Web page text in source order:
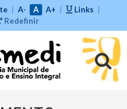
A- A A+ Links
Redefinir